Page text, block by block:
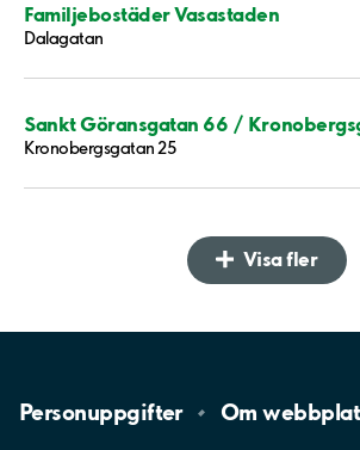
Familjebostäder Vasastaden
Dalagatan
Sankt Göransgatan 66 /
Kronobergsgatan 25
Visa fler
Personuppgifter Om